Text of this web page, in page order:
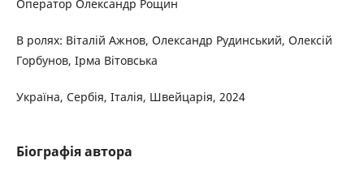
Оператор Олександр Рощин
В ролях: Віталій Ажнов, Олександр Рудинський, Олексій
Горбунов, Ірма Вітовська
Україна, Сербія, Італія, Швейцарія, 2024
Біографія автора